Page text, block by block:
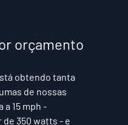
orçamento
obtendo tanta
de nossas
a 15 mph -
350 watts - e